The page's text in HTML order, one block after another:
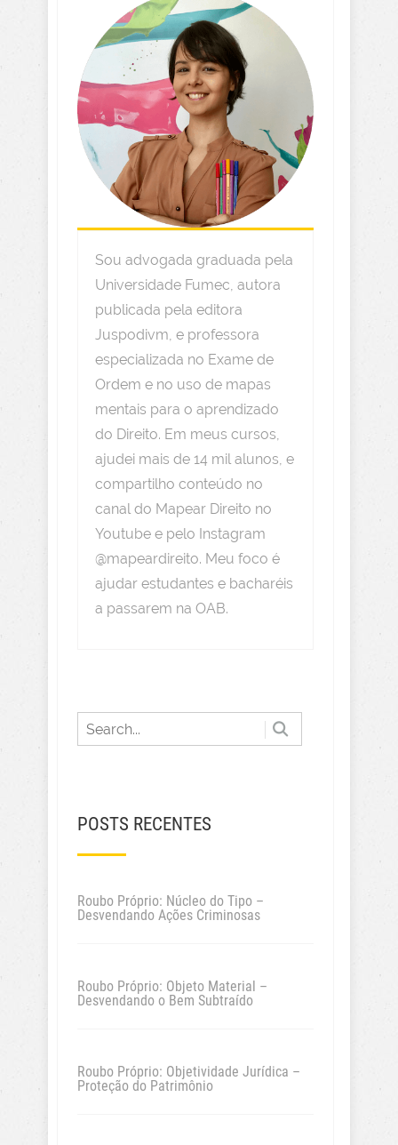
Sou advogada graduada pela
Universidade Fumec, autora
publicada pela editora
Juspodivm, e professora
especializada no Exame de
Ordem e no uso de mapas
mentais para o aprendizado
do Direito. Em meus cursos,
ajudei mais de 14 mil alunos, e
compartilho conteúdo no
canal do Mapear Direito no
Youtube e pelo Instagram
@mapeardireito. Meu foco é
ajudar estudantes e bacharéis
a passarem na OAB.
POSTS RECENTES
Roubo Próprio: Núcleo do Tipo –
Desvendando Ações Criminosas
Roubo Próprio: Objeto Material –
Desvendando o Bem Subtraído
Roubo Próprio: Objetividade Jurídica –
Proteção do Patrimônio